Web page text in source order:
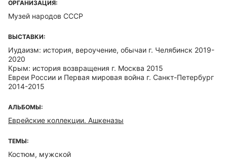
ОРГАНИЗАЦИЯ:
Музей народов СССР
ВЫСТАВКИ:
Иудаизм: история, вероучение, обычаи г. Челябинск 2019-
2020
Крым: история возвращения г. Москва 2015
Евреи России и Первая мировая война г. Санкт-Петербург
2014-2015
АЛЬБОМЫ:
Еврейские коллекции. Ашкеназы
ТЕМЫ:
Костюм, мужской